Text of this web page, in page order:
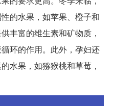
的水果，如苹果、橙子和
丰富的维生素和矿物质，
环的作用。此外，孕妇还
水果，如猕猴桃和草莓，